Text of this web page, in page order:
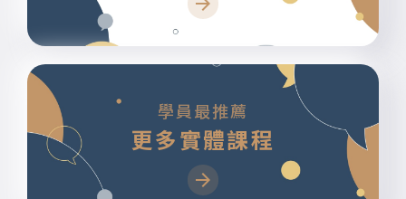
學員最推薦
更多實體課程